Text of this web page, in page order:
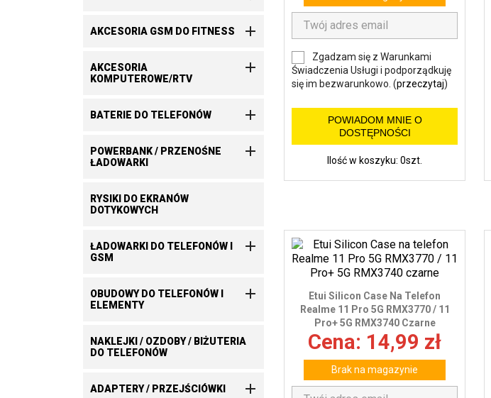
AKCESORIA GSM DO FITNESS 
AKCESORIA
KOMPUTEROWE/RTV

BATERIE DO TELEFONÓW 
POWERBANK / PRZENOŚNE
ŁADOWARKI

RYSIKI DO EKRANÓW
DOTYKOWYCH
ŁADOWARKI DO TELEFONÓW I
GSM

OBUDOWY DO TELEFONÓW I
ELEMENTY

NAKLEJKI / OZDOBY / BIŻUTERIA
DO TELEFONÓW
ADAPTERY / PRZEJŚCIÓWKI 
Zgadzam się z Warunkami
Świadczenia Usługi i podporządkuję
się im bezwarunkowo. (przeczytaj)
POWIADOM MNIE O
DOSTĘPNOŚCI
Ilość w koszyku: 0szt.
Etui Silicon Case Na Telefon
Realme 11 Pro 5G RMX3770 / 11
Pro+ 5G RMX3740 Czarne
Cena: 14,99 zł
Brak na magazynie